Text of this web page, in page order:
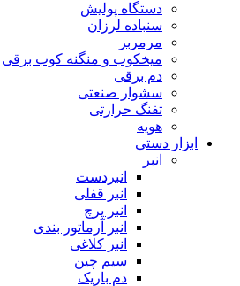
دستگاه پولیش
سنباده لرزان
مرمربر
میخکوب و منگنه کوب برقی
دم برقی
سشوار صنعتی
تفنگ حرارتی
هویه
ابزار دستی
انبر
انبردست
انبر قفلی
انبر پرچ
انبر آرماتور بندی
انبر کلاغی
سیم چین
دم باریک